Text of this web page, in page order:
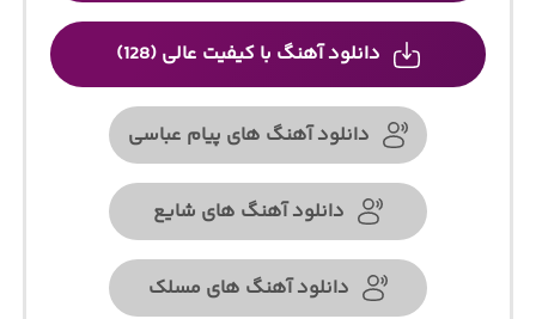
دانلود آهنگ با کیفیت عالی (128)
دانلود آهنگ های پیام عباسی
دانلود آهنگ های شایع
دانلود آهنگ های مسلک